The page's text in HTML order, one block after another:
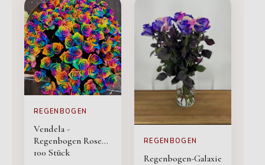
REGENBOGEN
Vendela -
Regenbogen Rosen -
100 Stück
REGENBOGEN
Regenbogen-Galaxie